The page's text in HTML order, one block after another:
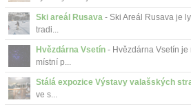
Ski areál Rusava - Ski Areál Rusava je
tradi...
Hvězdárna Vsetín - Hvězdárna Vsetín
místní p...
Stálá expozice Výstavy valašských
ve s...